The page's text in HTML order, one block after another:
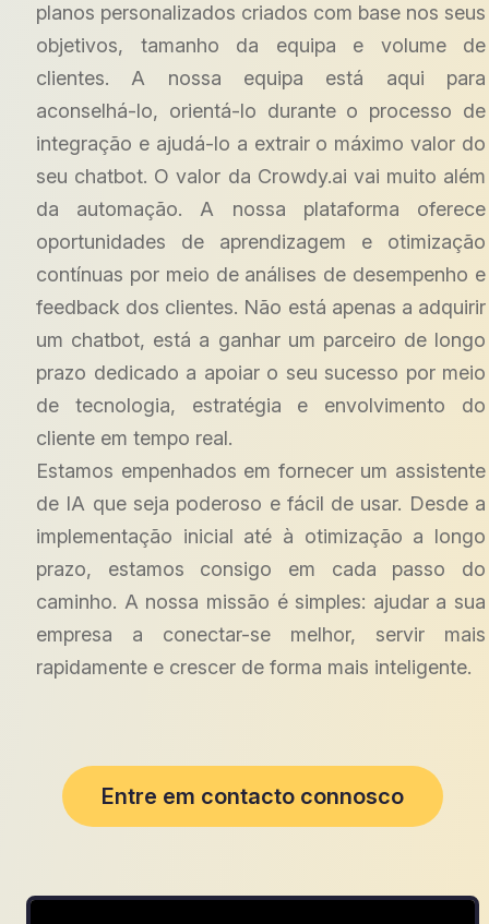
planos personalizados criados com base nos seus
objetivos, tamanho da equipa e volume de
clientes. A nossa equipa está aqui para
aconselhá-lo, orientá-lo durante o processo de
integração e ajudá-lo a extrair o máximo valor do
seu chatbot. O valor da Crowdy.ai vai muito além
da automação. A nossa plataforma oferece
oportunidades de aprendizagem e otimização
contínuas por meio de análises de desempenho e
feedback dos clientes. Não está apenas a adquirir
um chatbot, está a ganhar um parceiro de longo
prazo dedicado a apoiar o seu sucesso por meio
de tecnologia, estratégia e envolvimento do
cliente em tempo real.
Estamos empenhados em fornecer um assistente
de IA que seja poderoso e fácil de usar. Desde a
implementação inicial até à otimização a longo
prazo, estamos consigo em cada passo do
caminho. A nossa missão é simples: ajudar a sua
empresa a conectar-se melhor, servir mais
rapidamente e crescer de forma mais inteligente.
Entre em contacto connosco